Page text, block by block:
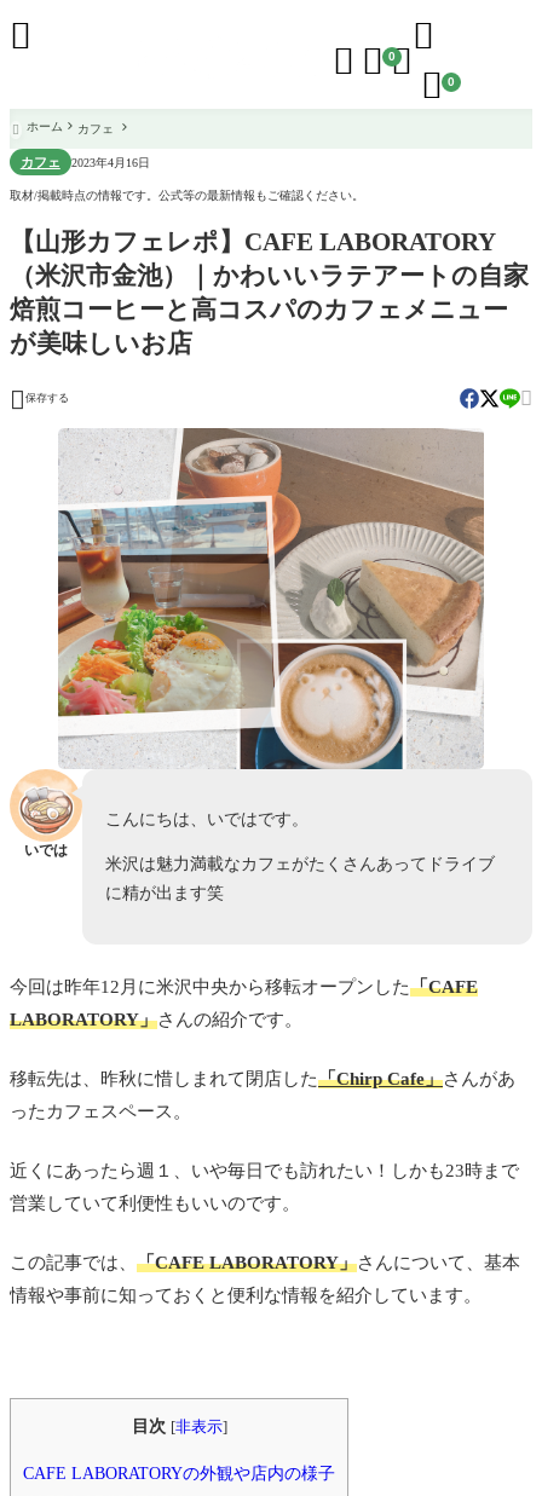
  0

 0

 ホーム カフェ
カフェ 2023年4月16日
取材/掲載時点の情報です。公式等の最新情報もご確認ください。
【山形カフェレポ】CAFE LABORATORY
（米沢市金池）｜かわいいラテアートの自家
焙煎コーヒーと高コスパのカフェメニュー
が美味しいお店
 保存する 
いでは
こんにちは、いではです。
米沢は魅力満載なカフェがたくさんあってドライブ
に精が出ます笑
今回は昨年12月に米沢中央から移転オープンした「CAFE
LABORATORY」さんの紹介です。
移転先は、昨秋に惜しまれて閉店した「Chirp Cafe」さんがあ
ったカフェスペース。
近くにあったら週１、いや毎日でも訪れたい！しかも23時まで
営業していて利便性もいいのです。
この記事では、 「CAFE LABORATORY」さんについて、基本
情報や事前に知っておくと便利な情報を紹介しています。
目次 [非表示]
CAFE LABORATORYの外観や店内の様子